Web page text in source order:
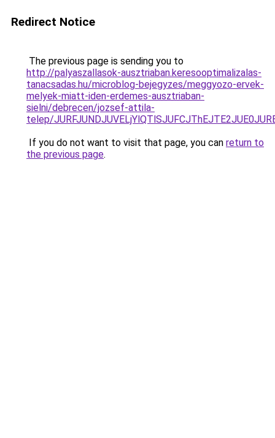
Redirect Notice
The previous page is sending you to
http://palyaszallasok-ausztriaban.keresooptimalizalas-
tanacsadas.hu/microblog-bejegyzes/meggyozo-ervek-
melyek-miatt-iden-erdemes-ausztriaban-
sielni/debrecen/jozsef-attila-
telep/
If you do not want to visit that page, you can return to
the previous page.